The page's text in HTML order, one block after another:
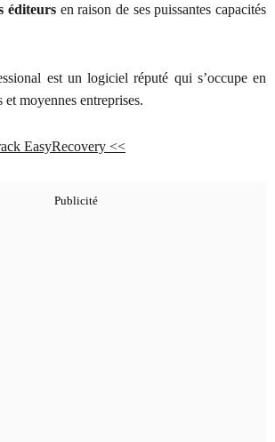
éditeurs en raison de ses puissantes capacités
est un logiciel réputé qui s’occupe en
moyennes entreprises.
EasyRecovery <<